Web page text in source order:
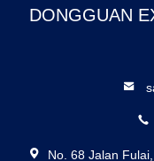
DONGGUAN
No. 68 Jalan